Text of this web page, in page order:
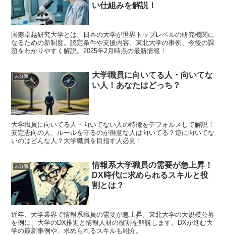
い仕組みを解説！
国際卓越研究大学とは、日本の大学が世界トップレベルの研究機関に
なるための新制度。認定条件や支援内容、東北大学の事例、今後の課
題をわかりやすく解説。2025年2月時点の最新情報！
未分類
大学職員に向いてる人・向いてな
い人！あなたはどっち？
大学職員に向いてる人・向いてない人の特徴をデフォルメして解説！
安定志向の人、ルールを守るのが得意な人は向いてる？逆に向いてな
いのはどんな人？大学職員を目指す人必見！
未分類
情報系大学職員の需要が急上昇！
DX時代に求められるスキルと役
割とは？
近年、大学業界で情報系職員の需要が急上昇。東北大学の大規模公募
を例に、大学のDX推進と情報人材の役割を解説します。DXが進む大
学の最新事例や、求められるスキルも紹介。